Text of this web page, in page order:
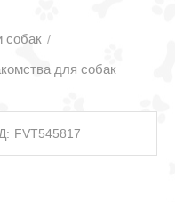
собак /
для собак
FVT545817